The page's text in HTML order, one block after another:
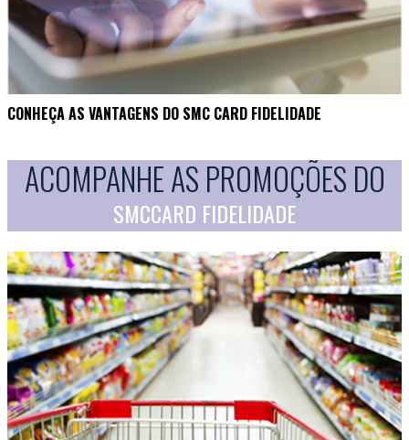
CONHEÇA AS VANTAGENS DO SMC CARD FIDELIDADE
ACOMPANHE AS PROMOÇÕES DO
SMCCARD FIDELIDADE